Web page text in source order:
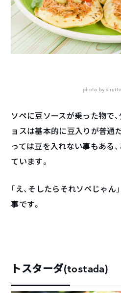
photo by
ソペに豆ソースが乗った物で
ョスは基本的に豆入りが普通
っては豆を入れない事もある
ています。
「え、そしたらそれソペじゃん
事です。
トスターダ(tostada)